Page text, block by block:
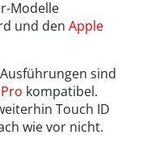
Modelle
und den Apple
sind
kompatibel.
Touch ID
wie vor nicht.